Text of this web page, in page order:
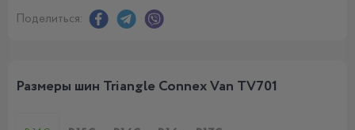
Поделиться:
Размеры шин Triangle Connex Van TV701